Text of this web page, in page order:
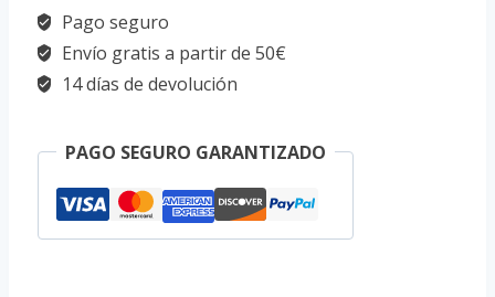
Pago seguro
Envío gratis a partir de 50€
14 días de devolución
PAGO SEGURO GARANTIZADO